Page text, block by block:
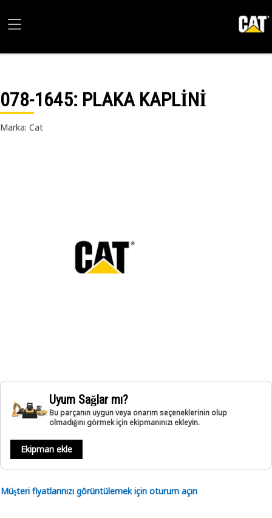
078-1645: PLAKA KAPLİNİ
Marka: Cat
Uyum Sağlar mı?
Bu parçanın uygun veya onarım seçeneklerinin olup
olmadığını görmek için ekipmanınızı ekleyin.
Ekipman ekle
Müşteri fiyatlarınızı görüntülemek için oturum açın